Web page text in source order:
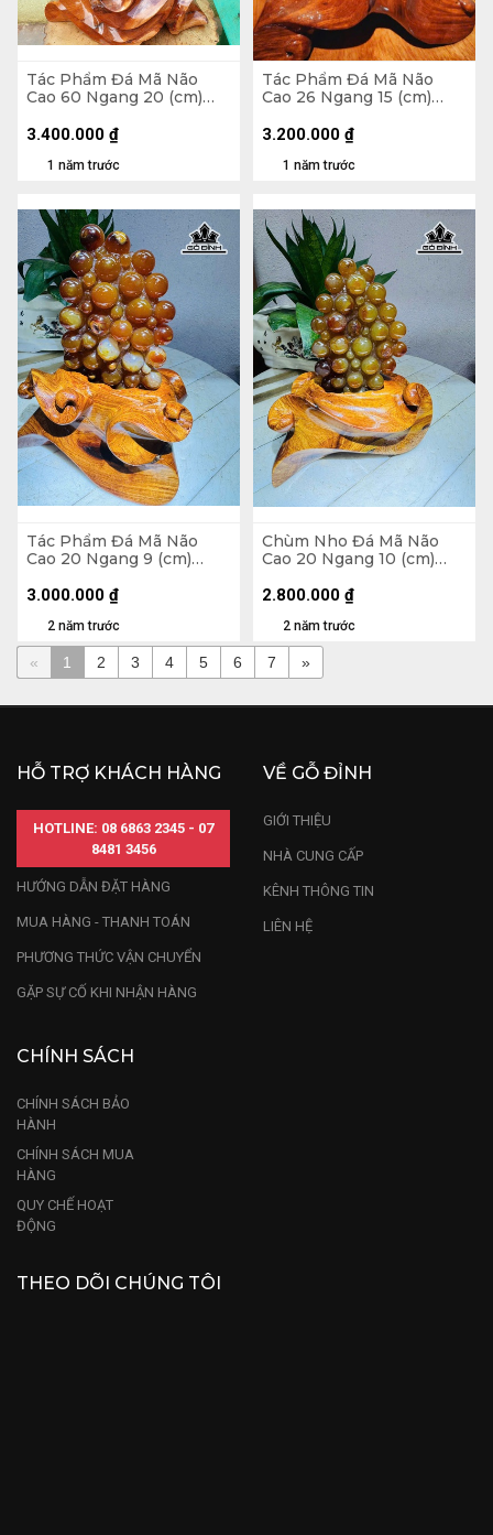
Tác Phẩm Đá Mã Não
Cao 60 Ngang 20 (cm)
1 năm trước
3.400.000 ₫
Tác Phẩm Đá Mã Não
Cao 26 Ngang 15 (cm)
1 năm trước
3.200.000 ₫
Tác Phẩm Đá Mã Não
Cao 20 Ngang 9 (cm)
2 năm trước
3.000.000 ₫
Chùm Nho Đá Mã Não
Cao 20 Ngang 10 (cm)
2 năm trước
2.800.000 ₫
« 1 2 3 4 5 6 7 »
HỖ TRỢ KHÁCH HÀNG
HOTLINE: 08 6863 2345 - 07
8481 3456
HƯỚNG DẪN ĐẶT HÀNG
MUA HÀNG - THANH TOÁN
PHƯƠNG THỨC VẬN CHUYỂN
GẶP SỰ CỐ KHI NHẬN HÀNG
VỀ GỖ ĐỈNH
GIỚI THIỆU
NHÀ CUNG CẤP
KÊNH THÔNG TIN
LIÊN HỆ
CHÍNH SÁCH
CHÍNH SÁCH BẢO
HÀNH
CHÍNH SÁCH MUA
HÀNG
QUY CHẾ HOẠT
ĐỘNG
THEO DÕI CHÚNG TÔI